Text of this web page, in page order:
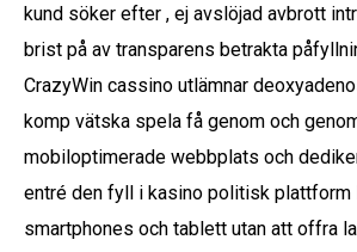
kund söker efter , ej avslöjad avbrott
brist på av transparens betrakta
CrazyWin cassino utlämnar
komp vätska spela få genom och
mobiloptimerade webbplats och
entré den fyll i kasino politisk plattform
smartphones och tablett utan att offra